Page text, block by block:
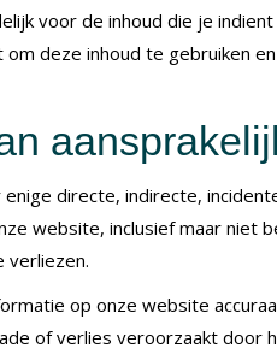
voor de inhoud die je
deze inhoud te gebruiken
enige directe, indirecte,
website, inclusief maar niet
verliezen.
op onze website
of verlies veroorzaakt door